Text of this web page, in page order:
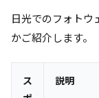
日光でのフォトウ
かご紹介します。
ス
説明